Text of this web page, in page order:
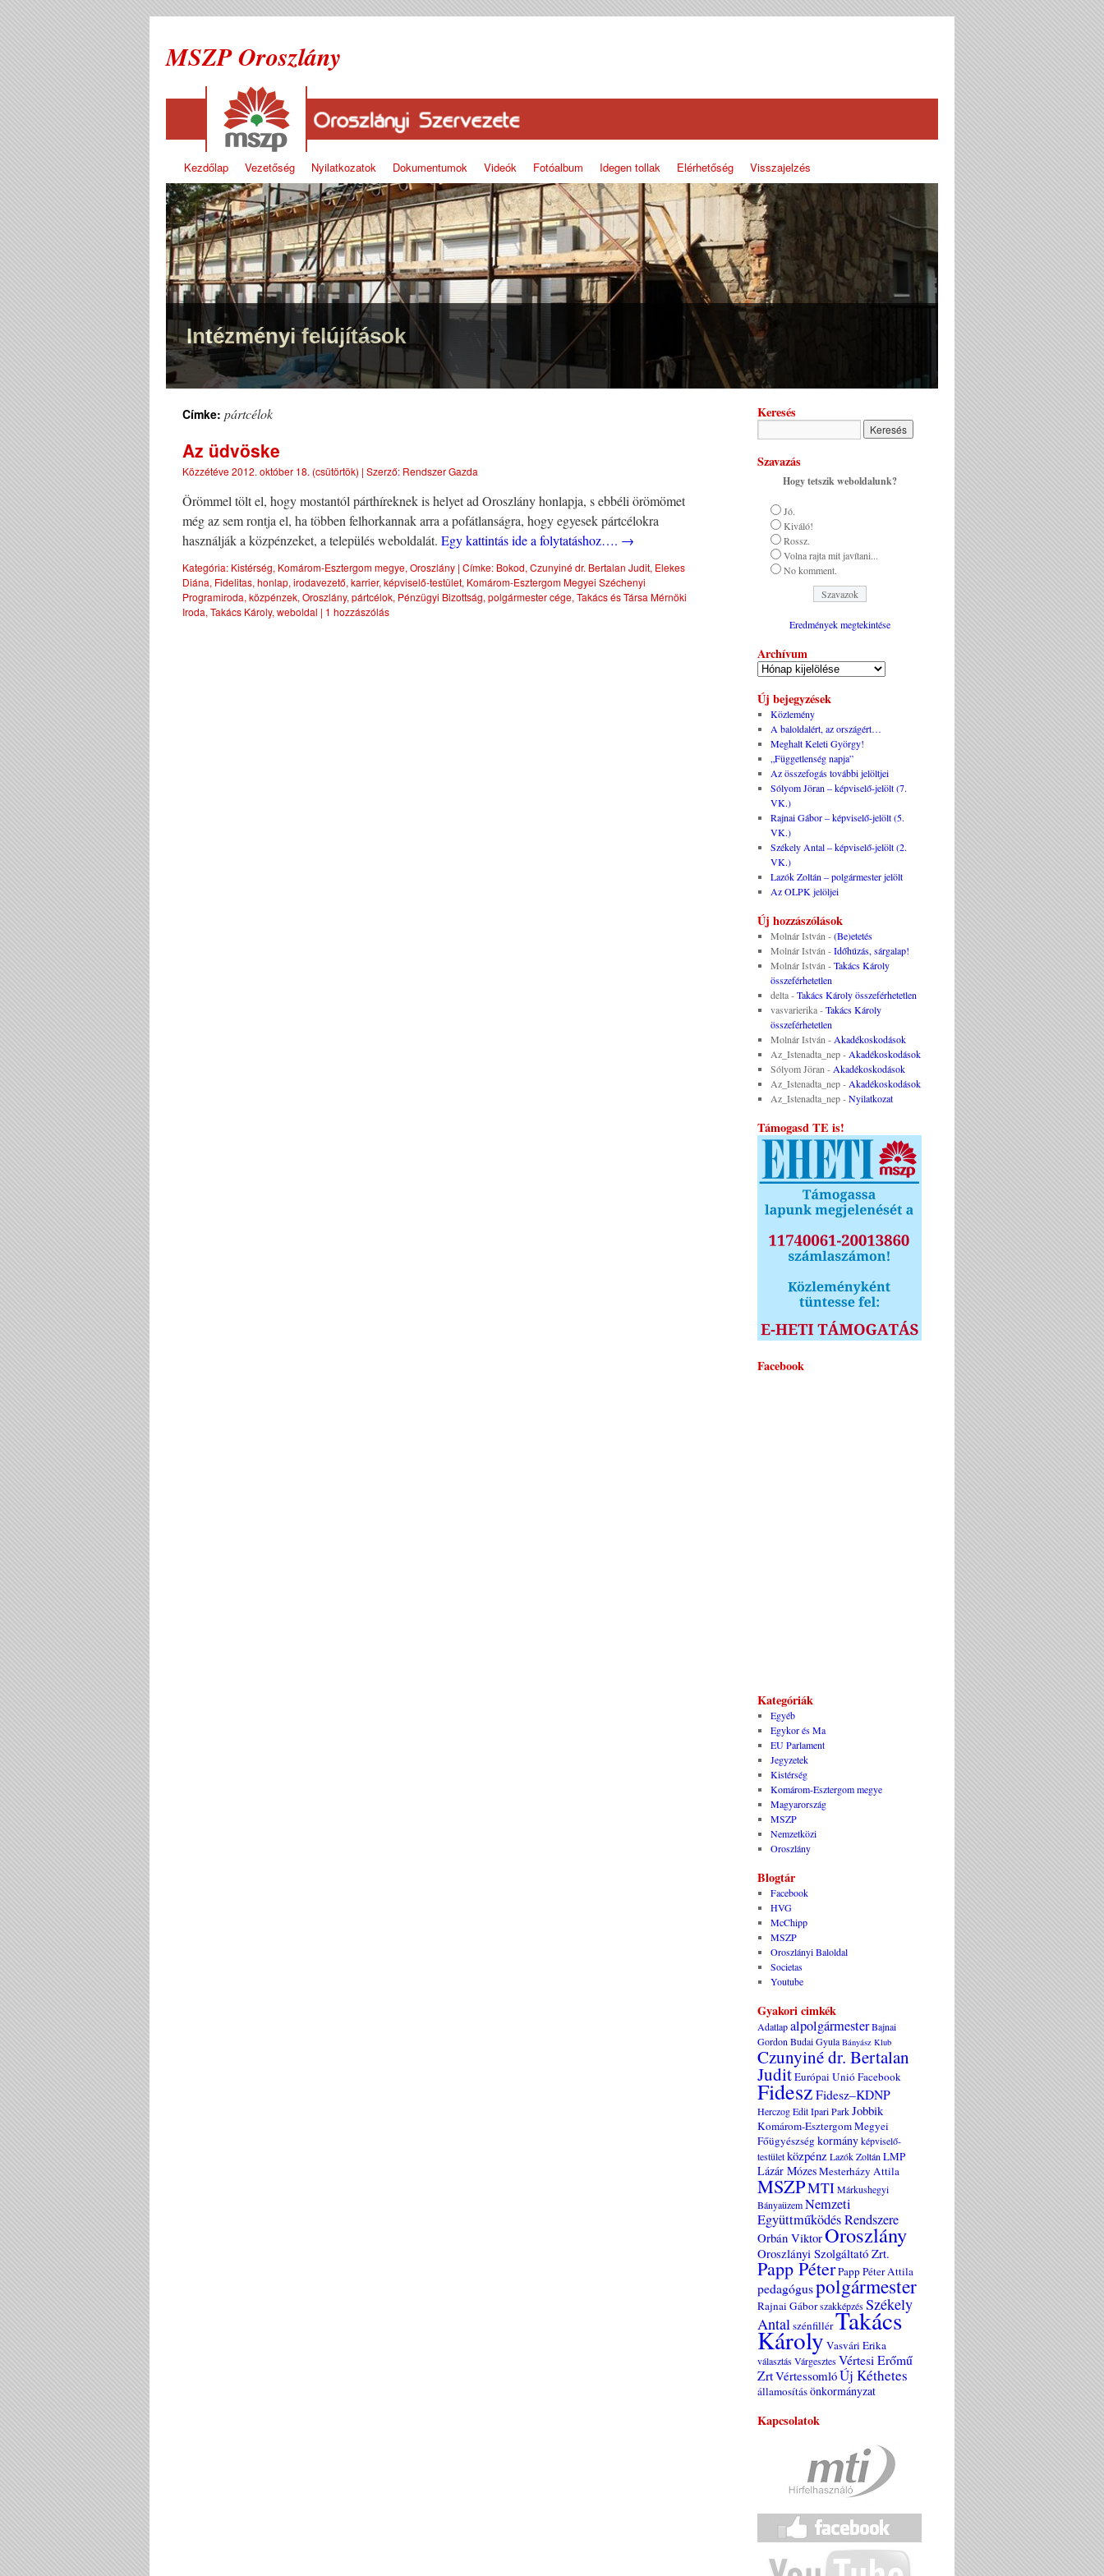
MSZP Oroszlány
Kezdőlap Vezetőség Nyilatkozatok Dokumentumok Videók Fotóalbum Idegen tollak Elérhetőség Visszajelzés
Intézményi felújítások
Címke: pártcélok
Az üdvöske
Közzétéve2012. október 18. (csütörtök) | Szerző: Rendszer Gazda
Örömmel tölt el, hogy mostantól párthíreknek is helyet ad Oroszlány honlapja, s ebbéli örömömet
még az sem rontja el, ha többen felhorkannak arra a pofátlanságra, hogy egyesek pártcélokra
használják a közpénzeket, a település weboldalát. Egy kattintás ide a folytatáshoz…. →
Kategória: Kistérség, Komárom-Esztergom megye, Oroszlány | Címke: Bokod, Czunyiné dr. Bertalan Judit, Elekes
Diána, Fidelitas, honlap, irodavezető, karrier, képviselő-testület, Komárom-Esztergom Megyei Széchenyi
Programiroda, közpénzek, Oroszlány, pártcélok, Pénzügyi Bizottság, polgármester cége, Takács és Társa Mérnöki
Iroda, Takács Károly, weboldal | 1 hozzászólás
Keresés
Szavazás
Hogy tetszik weboldalunk?
Jó.
Kiváló!
Rossz.
Volna rajta mit javítani...
No komment.
Eredmények megtekintése
Archívum
Új bejegyzések
Közlemény
A baloldalért, az országért…
Meghalt Keleti György!
„Függetlenség napja”
Az összefogás további jelöltjei
Sólyom Jöran – képviselő-jelölt (7.
VK.)
Rajnai Gábor – képviselő-jelölt (5.
VK.)
Székely Antal – képviselő-jelölt (2.
VK.)
Lazók Zoltán – polgármester jelölt
Az OLPK jelöljei
Új hozzászólások
Molnár István -(Be)etetés
Molnár István -Időhúzás, sárgalap!
Molnár István -Takács Károly
összeférhetetlen
delta-Takács Károly összeférhetetlen
vasvarierika-Takács Károly
összeférhetetlen
Molnár István - Akadékoskodások
Az_Istenadta_nep- Akadékoskodások
Sólyom Jöran - Akadékoskodások
Az_Istenadta_nep- Akadékoskodások
Az_Istenadta_nep-Nyilatkozat
Támogasd TE is!
Facebook
Kategóriák
Egyéb
Egykor és Ma
EU Parlament
Jegyzetek
Kistérség
Komárom-Esztergom megye
Magyarország
MSZP
Nemzetközi
Oroszlány
Blogtár
Facebook
HVG
McChipp
MSZP
Oroszlányi Baloldal
Societas
Youtube
Gyakori cimkék
AdatlapalpolgármesterBajnai
Gordon Budai Gyula Bányász Klub
Czunyiné dr. Bertalan
JuditEurópai UnióFacebook
FideszFidesz–KDNP
Herczog EditIpari ParkJobbik
Komárom-Esztergom Megyei
Főügyészség kormányképviselő-
testületközpénzLazók Zoltán LMP
Lázár MózesMesterházy Attila
MSZPMTIMárkushegyi
BányaüzemNemzeti
Együttműködés Rendszere
Orbán ViktorOroszlány
Oroszlányi Szolgáltató Zrt.
Papp PéterPapp Péter Attila
pedagóguspolgármester
Rajnai GáborszakképzésSzékely
AntalszénfillérTakács
KárolyVasvári Erika
választásVárgesztesVértesi Erőmű
ZrtVértessomlóÚj Kéthetes
államosításönkormányzat
Kapcsolatok